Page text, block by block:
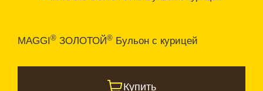
MAGGI® ЗОЛОТОЙ® Бульон с курицей
Купить